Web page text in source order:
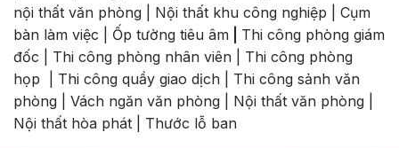
nội thất văn phòng
Nội thất khu công nghiệp
Cụm
bàn làm việc
Ốp tường tiêu âm
Thi công phòng giám
đốc
Thi công phòng nhân viên
Thi công phòng
họp
Thi công quầy giao dịch
Thi công sảnh văn
phòng
Vách ngăn văn phòng Nội thất văn phòng
Nội thất hòa phát
Thước lỗ ban